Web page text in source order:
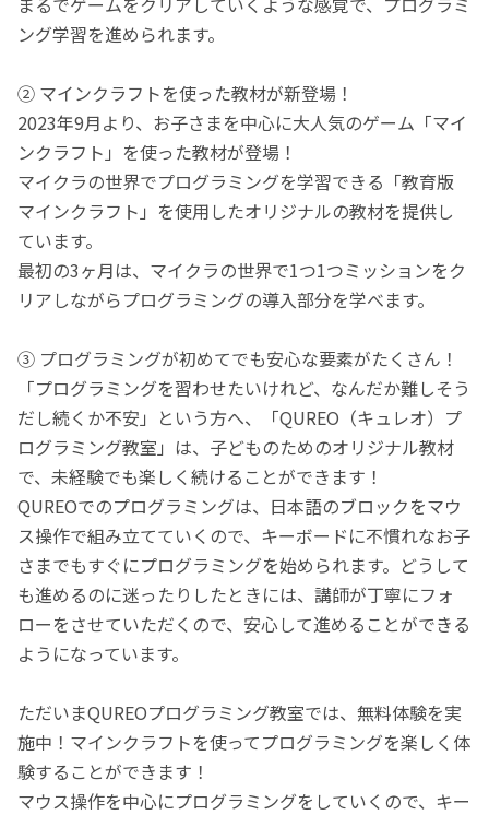
ング学習を進められます。
② マインクラフトを使った教材が新登場！
2023年9月より、お子さまを中心に大人気のゲーム「マイ
ンクラフト」を使った教材が登場！
マイクラの世界でプログラミングを学習できる「教育版
マインクラフト」を使用したオリジナルの教材を提供し
ています。
最初の3ヶ月は、マイクラの世界で1つ1つミッションをク
リアしながらプログラミングの導入部分を学べます。
③ プログラミングが初めてでも安心な要素がたくさん！
「プログラミングを習わせたいけれど、なんだか難しそう
だし続くか不安」という方へ、「QUREO（キュレオ）プ
ログラミング教室」は、子どものためのオリジナル教材
で、未経験でも楽しく続けることができます！
QUREOでのプログラミングは、日本語のブロックをマウ
ス操作で組み立てていくので、キーボードに不慣れなお子
さまでもすぐにプログラミングを始められます。どうして
も進めるのに迷ったりしたときには、講師が丁寧にフォ
ローをさせていただくので、安心して進めることができる
ようになっています。
ただいまQUREOプログラミング教室では、無料体験を実
施中！マインクラフトを使ってプログラミングを楽しく体
験することができます！
マウス操作を中心にプログラミングをしていくので、キー